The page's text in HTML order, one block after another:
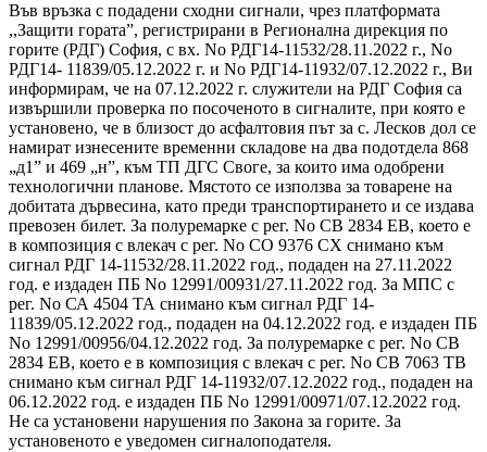
Във връзка с подадени сходни сигнали, чрез платформата
,,Защити гората”, регистрирани в Регионална дирекция по
горите (РДГ) София, с вх. No РДГ14-11532/28.11.2022 г., No
РДГ14- 11839/05.12.2022 г. и No РДГ14-11932/07.12.2022 г., Ви
информирам, че на 07.12.2022 г. служители на РДГ София са
извършили проверка по посоченото в сигналите, при която е
установено, че в близост до асфалтовия път за с. Лесков дол се
намират изнесените временни складове на два подотдела 868
„д1” и 469 „н”, към ТП ДГС Своге, за които има одобрени
технологични планове. Мястото се използва за товарене на
добитата дървесина, като преди транспортирането и се издава
превозен билет. За полуремарке с рег. No СВ 2834 ЕВ, което е
в композиция с влекач с рег. No СО 9376 СХ снимано към
сигнал РДГ 14-11532/28.11.2022 год., подаден на 27.11.2022
год. е издаден ПБ No 12991/00931/27.11.2022 год. За МПС с
рег. No СА 4504 ТА снимано към сигнал РДГ 14-
11839/05.12.2022 год., подаден на 04.12.2022 год. е издаден ПБ
No 12991/00956/04.12.2022 год. За полуремарке с рег. No СВ
2834 ЕВ, което е в композиция с влекач с рег. No СВ 7063 ТВ
снимано към сигнал РДГ 14-11932/07.12.2022 год., подаден на
06.12.2022 год. е издаден ПБ No 12991/00971/07.12.2022 год.
Не са установени нарушения по Закона за горите. За
установеното е уведомен сигналоподателя.